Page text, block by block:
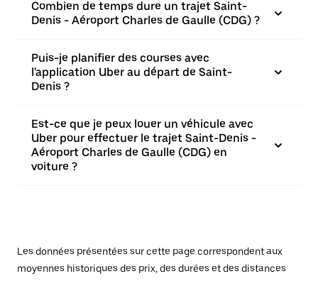
Combien de temps dure un trajet Saint-
Denis - Aéroport Charles de Gaulle (CDG) ?
Puis-je planifier des courses avec
l'application Uber au départ de Saint-
Denis ?
Est-ce que je peux louer un véhicule avec
Uber pour effectuer le trajet Saint-Denis -
Aéroport Charles de Gaulle (CDG) en
voiture ?
Les données présentées sur cette page correspondent aux
moyennes historiques des prix, des durées et des distances